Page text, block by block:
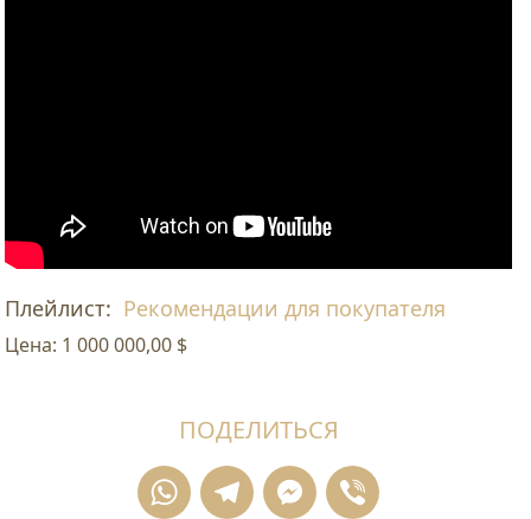
Плейлист: Рекомендации для покупателя
Цена: 1 000 000,00 $
ПОДЕЛИТЬСЯ
WhatsApp
Telegram
Messenger